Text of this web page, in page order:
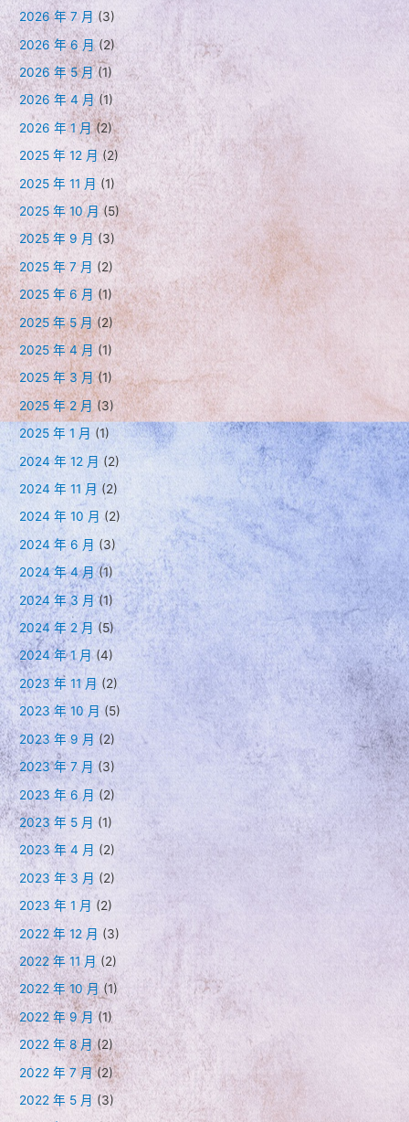
2026 年 7 月 (3)
2026 年 6 月(2)
2026 年 5 月(1)
2026 年 4 月 (1)
2026 年 1 月(2)
2025 年 12 月 (2)
2025 年 11 月(1)
2025 年 10 月(5)
2025 年 9 月 (3)
2025 年 7 月 (2)
2025 年 6 月 (1)
2025 年 5 月(2)
2025 年 4 月 (1)
2025 年 3 月(1)
2025 年 2 月 (3)
2025 年 1 月 (1)
2024 年 12 月 (2)
2024 年 11 月 (2)
2024 年 10 月 (2)
2024 年 6 月 (3)
2024 年 4 月(1)
2024 年 3 月(1)
2024 年 2 月 (5)
2024 年 1 月(4)
2023 年 11 月 (2)
2023 年 10 月 (5)
2023 年 9 月 (2)
2023 年 7 月 (3)
2023 年 6 月 (2)
2023 年 5 月 (1)
2023 年 4 月 (2)
2023 年 3 月 (2)
2023 年 1 月 (2)
2022 年 12 月 (3)
2022 年 11 月 (2)
2022 年 10 月(1)
2022 年 9 月(1)
2022 年 8 月(2)
2022 年 7 月(2)
2022 年 5 月 (3)